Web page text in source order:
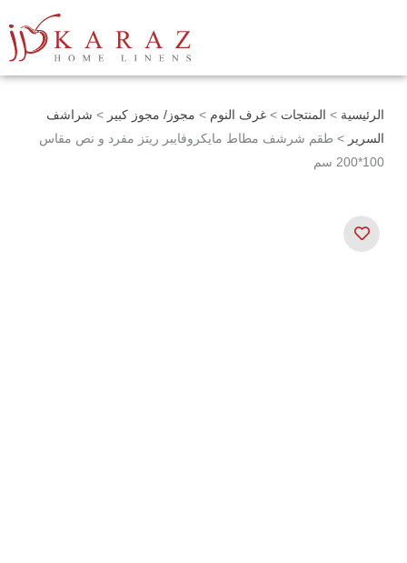
الرئيسية > المنتجات > غرف النوم > مجوز/ مجوز كبير > شراشف
السرير > طقم شرشف مطاط مايكروفايبر ريتز مفرد و نص مقاس
100*200 سم